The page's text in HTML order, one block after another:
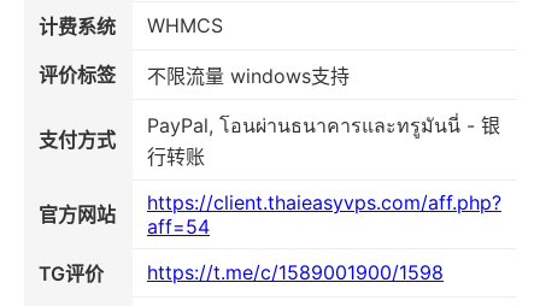
计费系统
WHMCS
评价标签 不限流量 windows支持
支付方式
PayPal, โอนผ่านธนาคารและทรูมันนี่ - 银
行转账
官方网站
https://client.thaieasyvps.com/aff.php?
aff=54
TG评价
https://t.me/c/1589001900/1598